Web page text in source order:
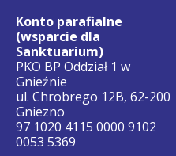
Konto parafialne
(wsparcie dla
Sanktuarium)
PKO BP Oddział 1 w
Gnieźnie
ul. Chrobrego 12B, 62-200
Gniezno
97 1020 4115 0000 9102
0053 5369